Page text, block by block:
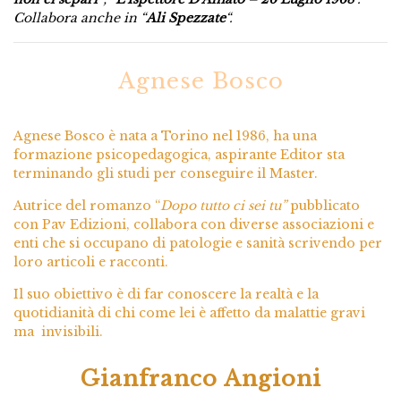
Collabora anche in “Ali Spezzate“.
Agnese Bosco
Agnese Bosco è nata a Torino nel 1986, ha una
formazione psicopedagogica, aspirante Editor sta
terminando gli studi per conseguire il Master.
Autrice del romanzo “Dopo tutto ci sei tu”pubblicato
con Pav Edizioni, collabora con diverse associazioni e
enti che si occupano di patologie e sanità scrivendo per
loro articoli e racconti.
Il suo obiettivo è di far conoscere la realtà e la
quotidianità di chi come lei è affetto da malattie gravi
ma invisibili.
Gianfranco Angioni